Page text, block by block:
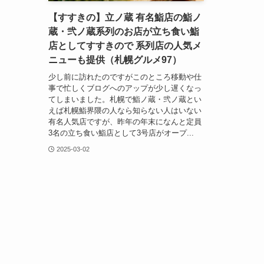
【すすきの】立ノ蔵 有名鮨店の鮨ノ
蔵・弐ノ蔵系列のお店が立ち食い鮨
店としてすすきので 系列店の人気メ
ニューも提供（札幌グルメ97）
少し前に訪れたのですがこのところ移動や仕
事で忙しくブログへのアップが少し遅くなっ
てしまいました。札幌で鮨ノ蔵・弐ノ蔵とい
えば札幌鮨界隈の人なら知らない人はいない
有名人気店ですが、昨年の年末になんと定員
3名の立ち食い鮨店として3号店がオープ...
2025-03-02